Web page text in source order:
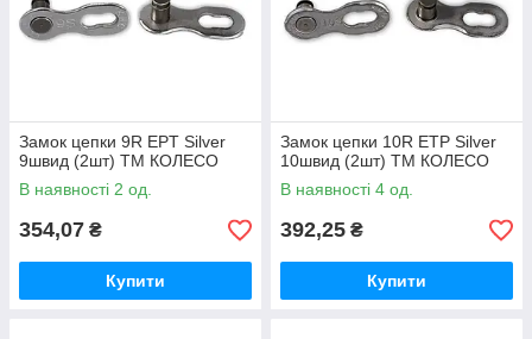
Замок цепки 9R EPT Silver
9швид (2шт) ТМ КОЛЕСО
В наявності 2 од.
354,07 ₴
Купити
Замок цепки 10R ETP Silver
10швид (2шт) ТМ КОЛЕСО
В наявності 4 од.
392,25 ₴
Купити